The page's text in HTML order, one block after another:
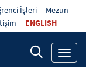
İşleri
Mezun
ENGLISH